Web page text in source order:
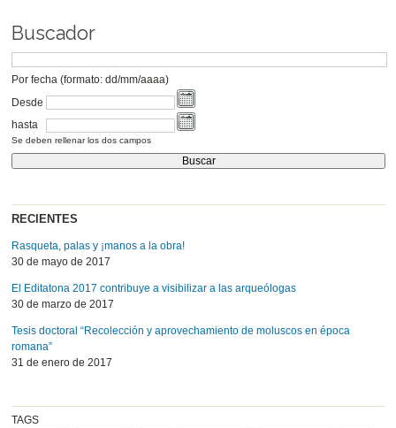
Buscador
Por fecha (formato: dd/mm/aaaa)
Desde
hasta
Se deben rellenar los dos campos
RECIENTES
Rasqueta, palas y ¡manos a la obra!
30 de mayo de 2017
El Editatona 2017 contribuye a visibilizar a las arqueólogas
30 de marzo de 2017
Tesis doctoral “Recolección y aprovechamiento de moluscos en época
romana”
31 de enero de 2017
TAGS